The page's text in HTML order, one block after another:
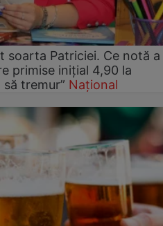
soarta Patriciei. Ce notă a
primise inițial 4,90 la
tremur” Național